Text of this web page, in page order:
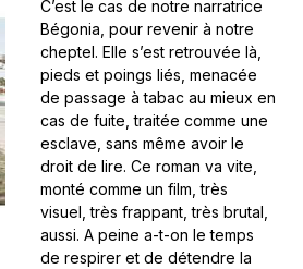
C’est le cas de notre narratrice
Bégonia, pour revenir à notre
cheptel. Elle s’est retrouvée là,
pieds et poings liés, menacée
de passage à tabac au mieux en
cas de fuite, traitée comme une
esclave, sans même avoir le
droit de lire. Ce roman va vite,
monté comme un film, très
visuel, très frappant, très brutal,
aussi. A peine a-t-on le temps
de respirer et de détendre la